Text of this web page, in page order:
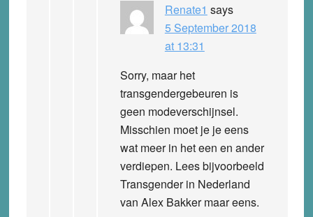
Renate1 says
5 September 2018
at 13:31
Sorry, maar het
transgendergebeuren is
geen modeverschijnsel.
Misschien moet je je eens
wat meer in het een en ander
verdiepen. Lees bijvoorbeeld
Transgender in Nederland
van Alex Bakker maar eens.